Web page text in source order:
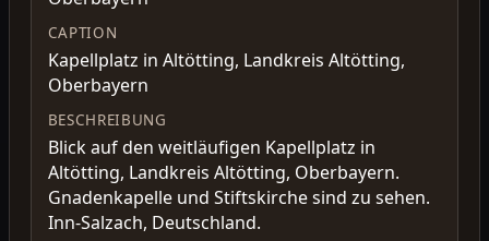
CAPTION
Kapellplatz in Altötting, Landkreis Altötting,
Oberbayern
BESCHREIBUNG
Blick auf den weitläufigen Kapellplatz in
Altötting, Landkreis Altötting, Oberbayern.
Gnadenkapelle und Stiftskirche sind zu sehen.
Inn-Salzach, Deutschland.